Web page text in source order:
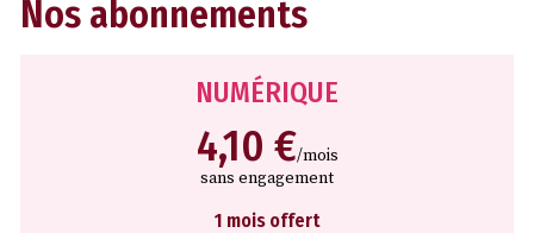
Nos abonnements
NUMÉRIQUE
4,10 €/mois
sans engagement
1 mois offert